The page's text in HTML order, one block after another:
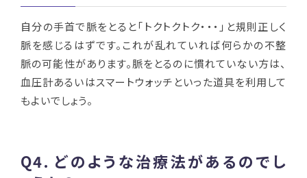
自分の手首で脈をとると「トクトクトク・・・」と規則正しく
脈を感じるはずです。これが乱れていれば何らかの不整
脈の可能性があります。脈をとるのに慣れていない方は、
血圧計あるいはスマートウォッチといった道具を利用して
もよいでしょう。
Q4. どのような治療法があるのでし